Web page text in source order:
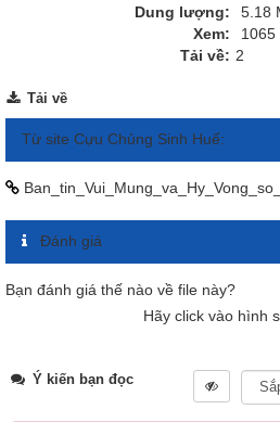
Dung lượng:
5.18
Xem:
1065
Tải về: 2
Tải về
Từ site Cựu Chủng Sinh Huế:
Đánh giá
Bạn đánh giá thế nào về file này?
Hãy click vào hình
Ý kiến bạn đọc